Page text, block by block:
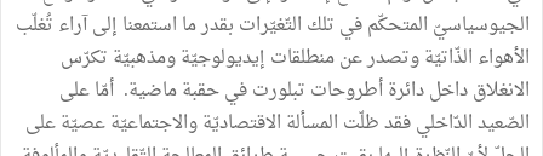
الجيوسياسيّ المتحكّمفي تلك التّغيّرات بقدرما استمعنا إلىآراء تُغلّب
الأهواء الذّاتيّةوتصدرعنمنطلقات إيديولوجيّةومذهبيّة تكرّس
الانغلاقداخلدائرةأطروحات تبلورتفيحقبةماضية. أمّاعلى
الصّعيدالدّاخليفقدظلّت المسألة الاقتصاديّةوالاجتماعيّةعصيّةعلى